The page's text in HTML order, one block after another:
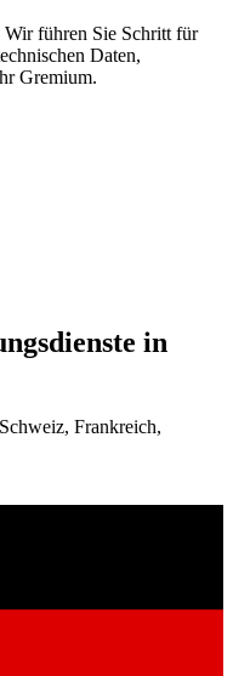
führen Sie Schritt für
Daten,
Gremium.
in
Frankreich,